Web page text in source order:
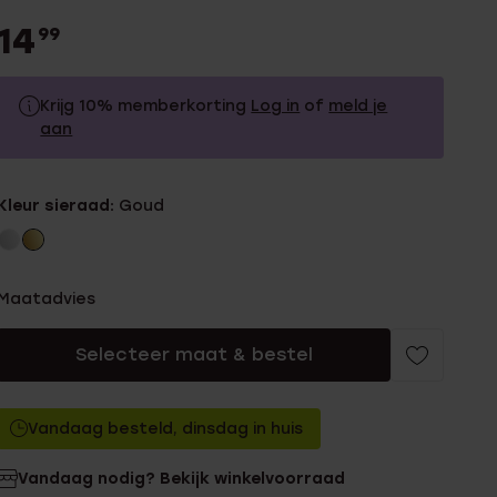
99
Krijg 10% memberkorting Log in of meld je
aan
Zonder memberkorting
sieraad: Goud
Selecteer maat & bestel
Vandaag besteld, dinsdag in huis
Vandaag nodig? Bekijk winkelvoorraad